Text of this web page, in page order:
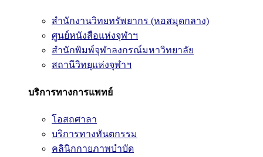
สำนักงานวิทยทรัพยากร (หอสมุดกลาง)
ศูนย์หนังสือแห่งจุฬาฯ
สำนักพิมพ์จุฬาลงกรณ์มหาวิทยาลัย
สถานีวิทยุแห่งจุฬาฯ
บริการทางการแพทย์
โอสถศาลา
บริการทางทันตกรรม
คลินิกกายภาพบำบัด